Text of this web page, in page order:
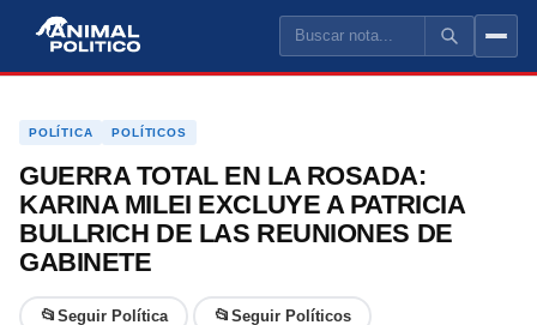
LA PLATA
LA MATANZA
POLÍTICA POLÍTICOS
GUERRA TOTAL EN LA ROSADA:
KARINA MILEI EXCLUYE A PATRICIA
BULLRICH DE LAS REUNIONES DE
GABINETE
📂 Seguir Política 📂 Seguir Políticos